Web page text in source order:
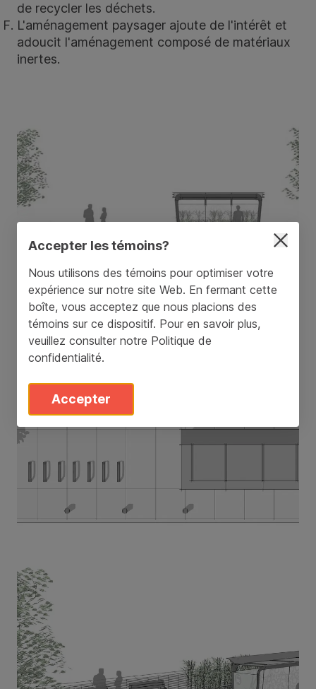
de recycler les déchets.
L'aménagement paysager ajoute de l'intérêt et
adoucit l'aménagement composé de matériaux
inertes.
Accepter les témoins?
Nous utilisons des témoins pour optimiser votre
expérience sur notre site Web. En fermant cette
boîte, vous acceptez que nous placions des
témoins sur ce dispositif. Pour en savoir plus,
veuillez consulter notre Politique de
confidentialité.
Accepter